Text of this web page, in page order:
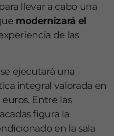
para llevar a cabo una
modernizará el
de las
ejecutará una
integral valorada en
euros. Entre las
figura la
en la sala